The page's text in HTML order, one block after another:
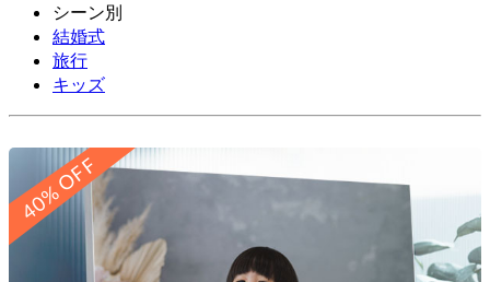
シーン別
結婚式
旅行
キッズ
40% OFF